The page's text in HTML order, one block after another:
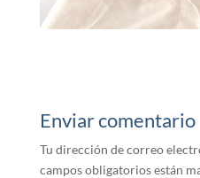
Enviar comentario
Tu dirección de correo
campos obligatorios están